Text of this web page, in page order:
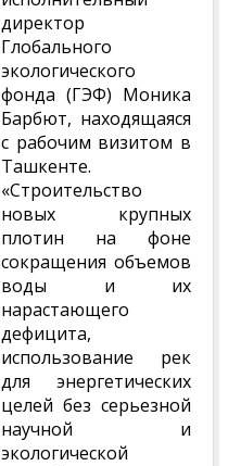
директор
Глобального
экологического
фонда (ГЭФ) Моника
Барбют, находящаяся
с рабочим визитом в
Ташкенте.
«Строительство
новых крупных
плотин на фоне
сокращения объемов
воды и их
нарастающего
дефицита,
использование рек
для энергетических
целей без серьезной
научной и
экологической